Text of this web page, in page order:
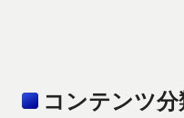
コンテンツ分